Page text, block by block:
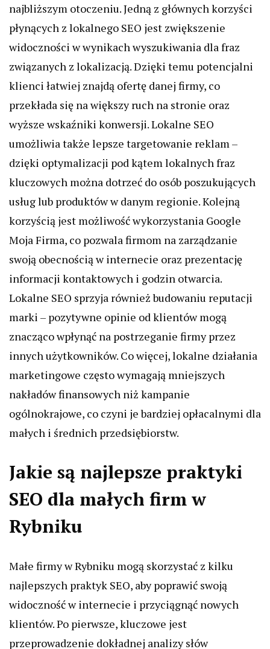
najbliższym otoczeniu. Jedną z głównych korzyści
płynących z lokalnego SEO jest zwiększenie
widoczności w wynikach wyszukiwania dla fraz
związanych z lokalizacją. Dzięki temu potencjalni
klienci łatwiej znajdą ofertę danej firmy, co
przekłada się na większy ruch na stronie oraz
wyższe wskaźniki konwersji. Lokalne SEO
umożliwia także lepsze targetowanie reklam –
dzięki optymalizacji pod kątem lokalnych fraz
kluczowych można dotrzeć do osób poszukujących
usług lub produktów w danym regionie. Kolejną
korzyścią jest możliwość wykorzystania Google
Moja Firma, co pozwala firmom na zarządzanie
swoją obecnością w internecie oraz prezentację
informacji kontaktowych i godzin otwarcia.
Lokalne SEO sprzyja również budowaniu reputacji
marki – pozytywne opinie od klientów mogą
znacząco wpłynąć na postrzeganie firmy przez
innych użytkowników. Co więcej, lokalne działania
marketingowe często wymagają mniejszych
nakładów finansowych niż kampanie
ogólnokrajowe, co czyni je bardziej opłacalnymi dla
małych i średnich przedsiębiorstw.
Jakie są najlepsze praktyki
SEO dla małych firm w
Rybniku
Małe firmy w Rybniku mogą skorzystać z kilku
najlepszych praktyk SEO, aby poprawić swoją
widoczność w internecie i przyciągnąć nowych
klientów. Po pierwsze, kluczowe jest
przeprowadzenie dokładnej analizy słów